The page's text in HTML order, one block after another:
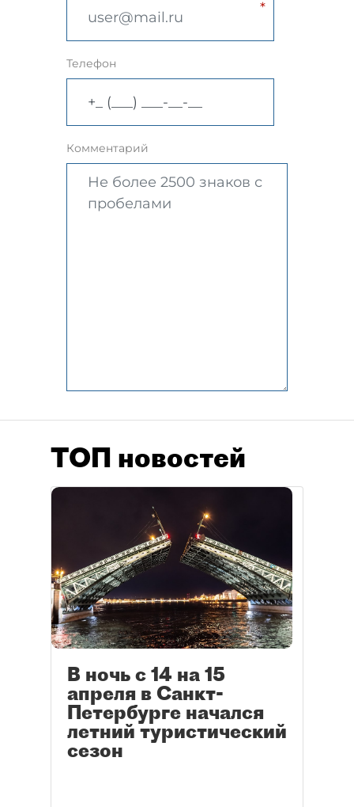
Телефон
Комментарий
ТОП новостей
В ночь с 14 на 15
апреля в Санкт-
Петербурге начался
летний туристический
сезон